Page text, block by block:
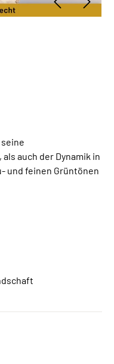
auch der Dynamik in
und feinen Grüntönen